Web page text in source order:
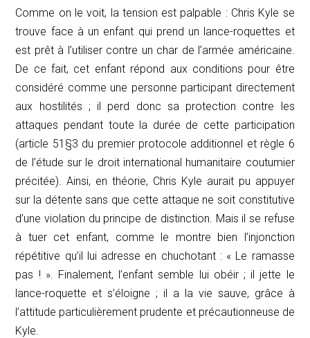
Comme on le voit, la tension est palpable : Chris Kyle se
trouve face à un enfant qui prend un lance-roquettes et
est prêt à l’utiliser contre un char de l’armée américaine.
De ce fait, cet enfant répond aux conditions pour être
considéré comme une personne participant directement
aux hostilités ; il perd donc sa protection contre les
attaques pendant toute la durée de cette participation
(article 51§3 du premier protocole additionnel et règle 6
de l’étude sur le droit international humanitaire coutumier
précitée). Ainsi, en théorie, Chris Kyle aurait pu appuyer
sur la détente sans que cette attaque ne soit constitutive
d’une violation du principe de distinction. Mais il se refuse
à tuer cet enfant, comme le montre bien l’injonction
répétitive qu’il lui adresse en chuchotant : « Le ramasse
pas ! ». Finalement, l’enfant semble lui obéir ; il jette le
lance-roquette et s’éloigne ; il a la vie sauve, grâce à
l’attitude particulièrement prudente et précautionneuse de
Kyle.